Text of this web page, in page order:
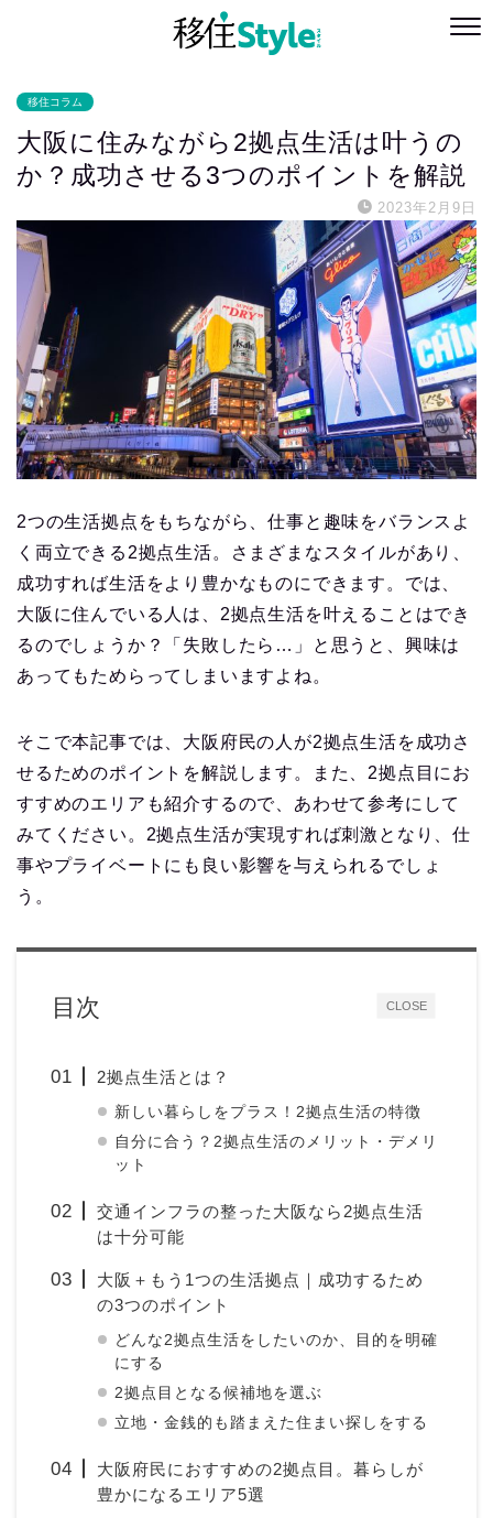
移住コラム
大阪に住みながら2拠点生活は叶うの
か？成功させる3つのポイントを解説
2023年2月9日
2つの生活拠点をもちながら、仕事と趣味をバランスよ
く両立できる2拠点生活。さまざまなスタイルがあり、
成功すれば生活をより豊かなものにできます。では、
大阪に住んでいる人は、2拠点生活を叶えることはでき
るのでしょうか？「失敗したら…」と思うと、興味は
あってもためらってしまいますよね。
そこで本記事では、大阪府民の人が2拠点生活を成功さ
せるためのポイントを解説します。また、2拠点目にお
すすめのエリアも紹介するので、あわせて参考にして
みてください。2拠点生活が実現すれば刺激となり、仕
事やプライベートにも良い影響を与えられるでしょ
う。
CLOSE
目次
2拠点生活とは？
新しい暮らしをプラス！2拠点生活の特徴
自分に合う？2拠点生活のメリット・デメリ
ット
交通インフラの整った大阪なら2拠点生活
は十分可能
大阪＋もう1つの生活拠点｜成功するため
の3つのポイント
どんな2拠点生活をしたいのか、目的を明確
にする
2拠点目となる候補地を選ぶ
立地・金銭的も踏まえた住まい探しをする
大阪府民におすすめの2拠点目。暮らしが
豊かになるエリア5選